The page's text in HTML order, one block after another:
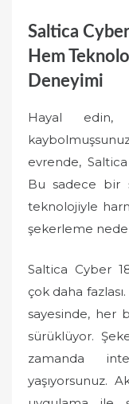
Saltica
Hem
Deneyimi
Hayal edin,
evrende,
Bu sadece bir
teknolojiyle
şekerleme
Saltica Cyber
çok daha
sayesinde, her
sürüklüyor.
zamanda
yaşıyorsunuz.